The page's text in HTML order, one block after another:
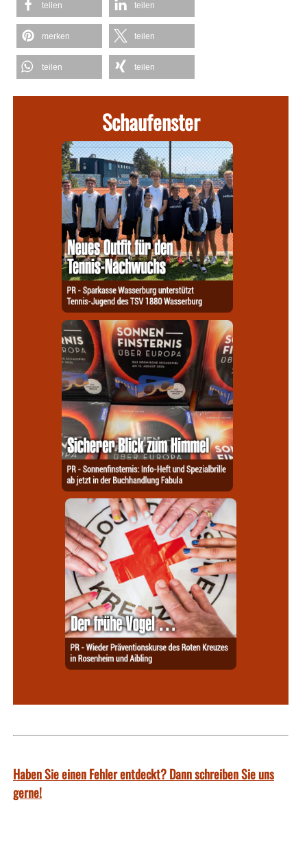
teilen teilen
merken teilen
teilen teilen
Schaufenster
Haben Sie einen Fehler entdeckt? Dann schreiben Sie uns
gerne!